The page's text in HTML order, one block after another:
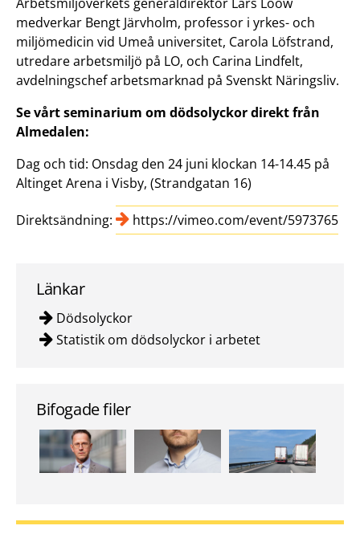
medverkar Bengt Järvholm, professor i yrkes- och
miljömedicin vid Umeå universitet, Carola Löfstrand,
utredare arbetsmiljö på LO, och Carina Lindfelt,
avdelningschef arbetsmarknad på Svenskt Näringsliv.
Se vårt seminarium om dödsolyckor direkt från
Almedalen:
Dag och tid: Onsdag den 24 juni klockan 14-14.45 på
Altinget Arena i Visby, (Strandgatan 16)
Direktsändning: https://vimeo.com/event/5973765
Länkar
Dödsolyckor
Statistik om dödsolyckor i arbetet
Bifogade filer